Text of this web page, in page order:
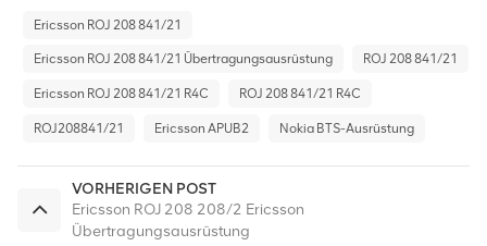
Ericsson ROJ 208 841/21
Ericsson ROJ 208 841/21 Übertragungsausrüstung ROJ 208 841/21
Ericsson ROJ 208 841/21 R4C ROJ 208 841/21 R4C
ROJ208841/21 Ericsson APUB2 Nokia BTS-Ausrüstung
VORHERIGEN POST
Ericsson ROJ 208 208/2 Ericsson
Übertragungsausrüstung